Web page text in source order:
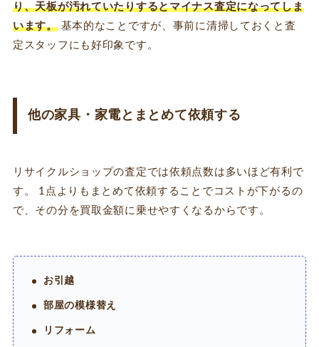
り、天板が汚れていたりするとマイナス査定になってしま
います。基本的なことですが、事前に清掃しておくと査
定スタッフにも好印象です。
他の家具・家電とまとめて依頼する
リサイクルショップの査定では依頼点数は多いほど有利で
す。 1点よりもまとめて依頼することでコストが下がるの
で、その分を買取金額に乗せやすくなるからです。
お引越
部屋の模様替え
リフォーム